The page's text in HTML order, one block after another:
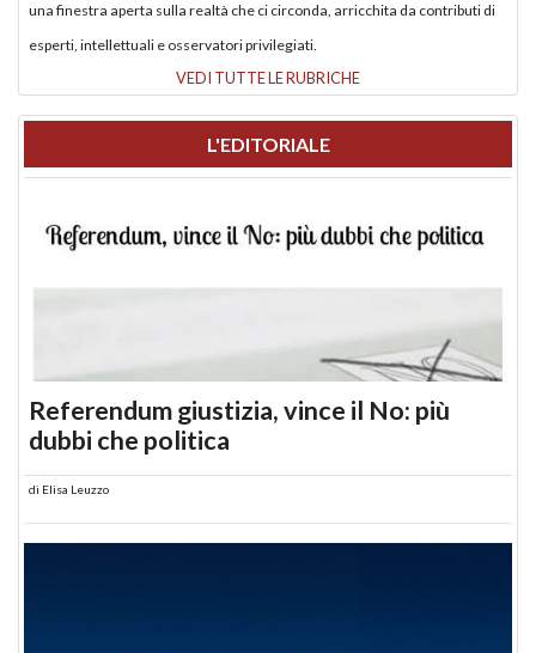
una finestra aperta sulla realtà che ci circonda, arricchita da contributi di
esperti, intellettuali e osservatori privilegiati.
VEDI TUTTE LE RUBRICHE
L'EDITORIALE
Referendum giustizia, vince il No: più
dubbi che politica
di Elisa Leuzzo